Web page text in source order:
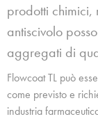
prodotti chimici,
antiscivolo
aggregati di
Flowcoat TL può
come previsto e
industria